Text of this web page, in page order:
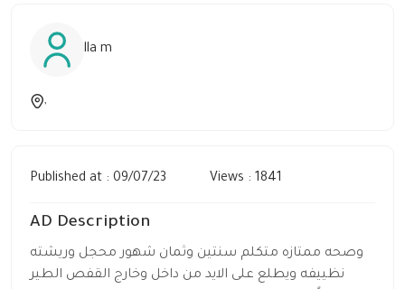
lla m
,
Published at : 09/07/23 Views : 1841
AD Description
وصحه ممتازه متكلم سنتين وثمان شهور محجل وريشته
نظييفه ويطلع على الايد من داخل وخارج القفص الطير